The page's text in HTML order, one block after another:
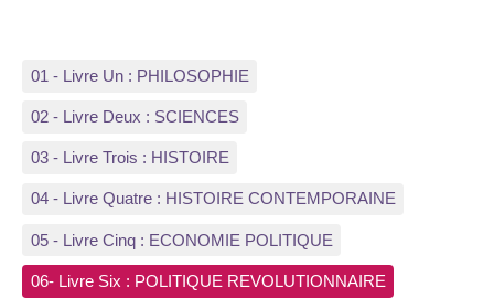
01 - Livre Un : PHILOSOPHIE
02 - Livre Deux : SCIENCES
03 - Livre Trois : HISTOIRE
04 - Livre Quatre : HISTOIRE CONTEMPORAINE
05 - Livre Cinq : ECONOMIE POLITIQUE
06- Livre Six : POLITIQUE REVOLUTIONNAIRE